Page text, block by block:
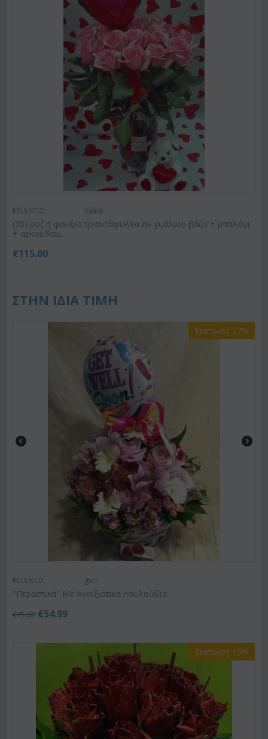
ΚΩΔΙΚΟΣ: Valn6
(30) ροζ ή φουξια τριαντάφυλλα σε γυάλινο βάζο + μπαλόνι
+ αρκουδάκι.
€115.00
ΣΤΗΝ ΙΔΙΑ ΤΙΜΗ
Έκπτωση 27%
ΚΩΔΙΚΟΣ: gw1
"Περαστικά" Με Ανοιξιάτικα Λουλούδια.
€75.00 €54.99
Έκπτωση 15%